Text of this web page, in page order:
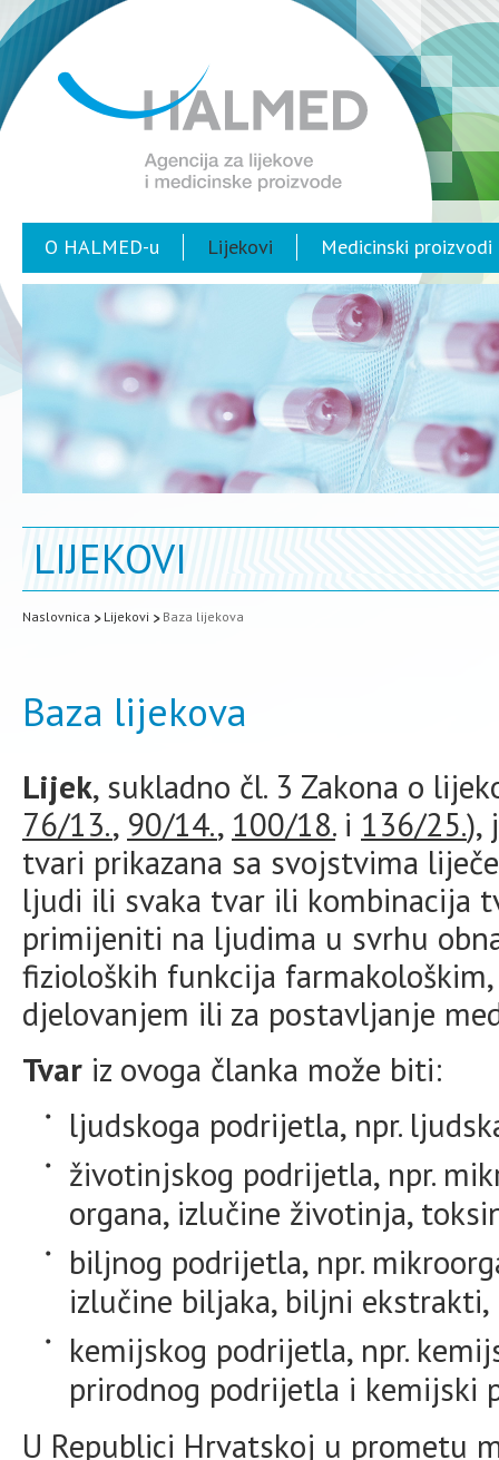
O HALMED-u Lijekovi Medicinski proizvodi
LIJEKOVI
Naslovnica Lijekovi Baza lijekova
Baza lijekova
Lijek, sukladno čl. 3 Zakona o
76/13., 90/14., 100/18.i 136/25.),
tvari prikazana sa svojstvima
ljudi ili svaka tvar ili kombinacija
primijeniti na ljudima u svrhu
fizioloških funkcija
djelovanjem ili za postavljanje
Tvar iz ovoga članka može biti:
ljudskoga podrijetla, npr.
životinjskog podrijetla, npr.
organa, izlučine životinja,
biljnog podrijetla, npr.
izlučine biljaka, biljni ekstrakti,
kemijskog podrijetla, npr.
prirodnog podrijetla i kemijski
U Republici Hrvatskoj u prometu